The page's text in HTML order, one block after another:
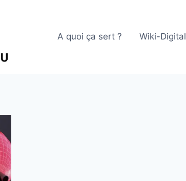
A quoi ça sert ? Wiki-Digital